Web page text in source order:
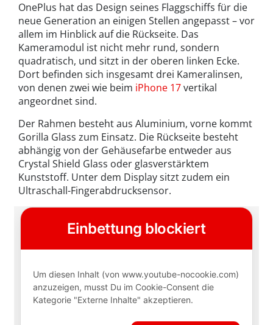
OnePlus hat das Design seines Flaggschiffs für die
neue Generation an einigen Stellen angepasst – vor
allem im Hinblick auf die Rückseite. Das
Kameramodul ist nicht mehr rund, sondern
quadratisch, und sitzt in der oberen linken Ecke.
Dort befinden sich insgesamt drei Kameralinsen,
von denen zwei wie beim iPhone 17vertikal
angeordnet sind.
Der Rahmen besteht aus Aluminium, vorne kommt
Gorilla Glass zum Einsatz. Die Rückseite besteht
abhängig von der Gehäusefarbe entweder aus
Crystal Shield Glass oder glasverstärktem
Kunststoff. Unter dem Display sitzt zudem ein
Ultraschall-Fingerabdrucksensor.